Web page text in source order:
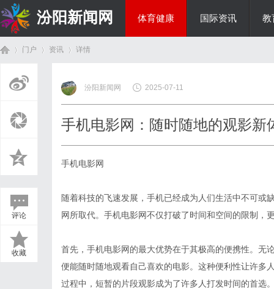
汾阳新闻网 体育健康 国际资讯 教
门户 资讯
›
详情
评论
收藏
汾阳新闻网 2025-07-11
手机电影网：随时随地的观影新
手机电影网
随着科技的飞速发展，手机已经成为人们生活中不可或
网所取代。手机电影网不仅打破了时间和空间的限制，
首先，手机电影网的最大优势在于其极高的便携性。无
便能随时随地观看自己喜欢的电影。这种便利性让许多
过程中，短暂的片段观影成为了许多人打发时间的首选